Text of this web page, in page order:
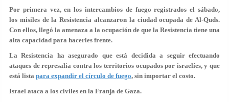
Por primera vez, en los intercambios de fuego registrados el sábado,
los misiles de la Resistencia alcanzaron la ciudad ocupada de Al-Quds.
Con ellos, llegó la amenaza a la ocupación de que la Resistencia tiene una
alta capacidad para hacerles frente.
La Resistencia ha asegurado que está decidida a seguir efectuando
ataques de represalia contra los territorios ocupados por israelíes, y que
está lista para expandir el círculo de fuego, sin importar el costo.
Israel ataca a los civiles en la Franja de Gaza.